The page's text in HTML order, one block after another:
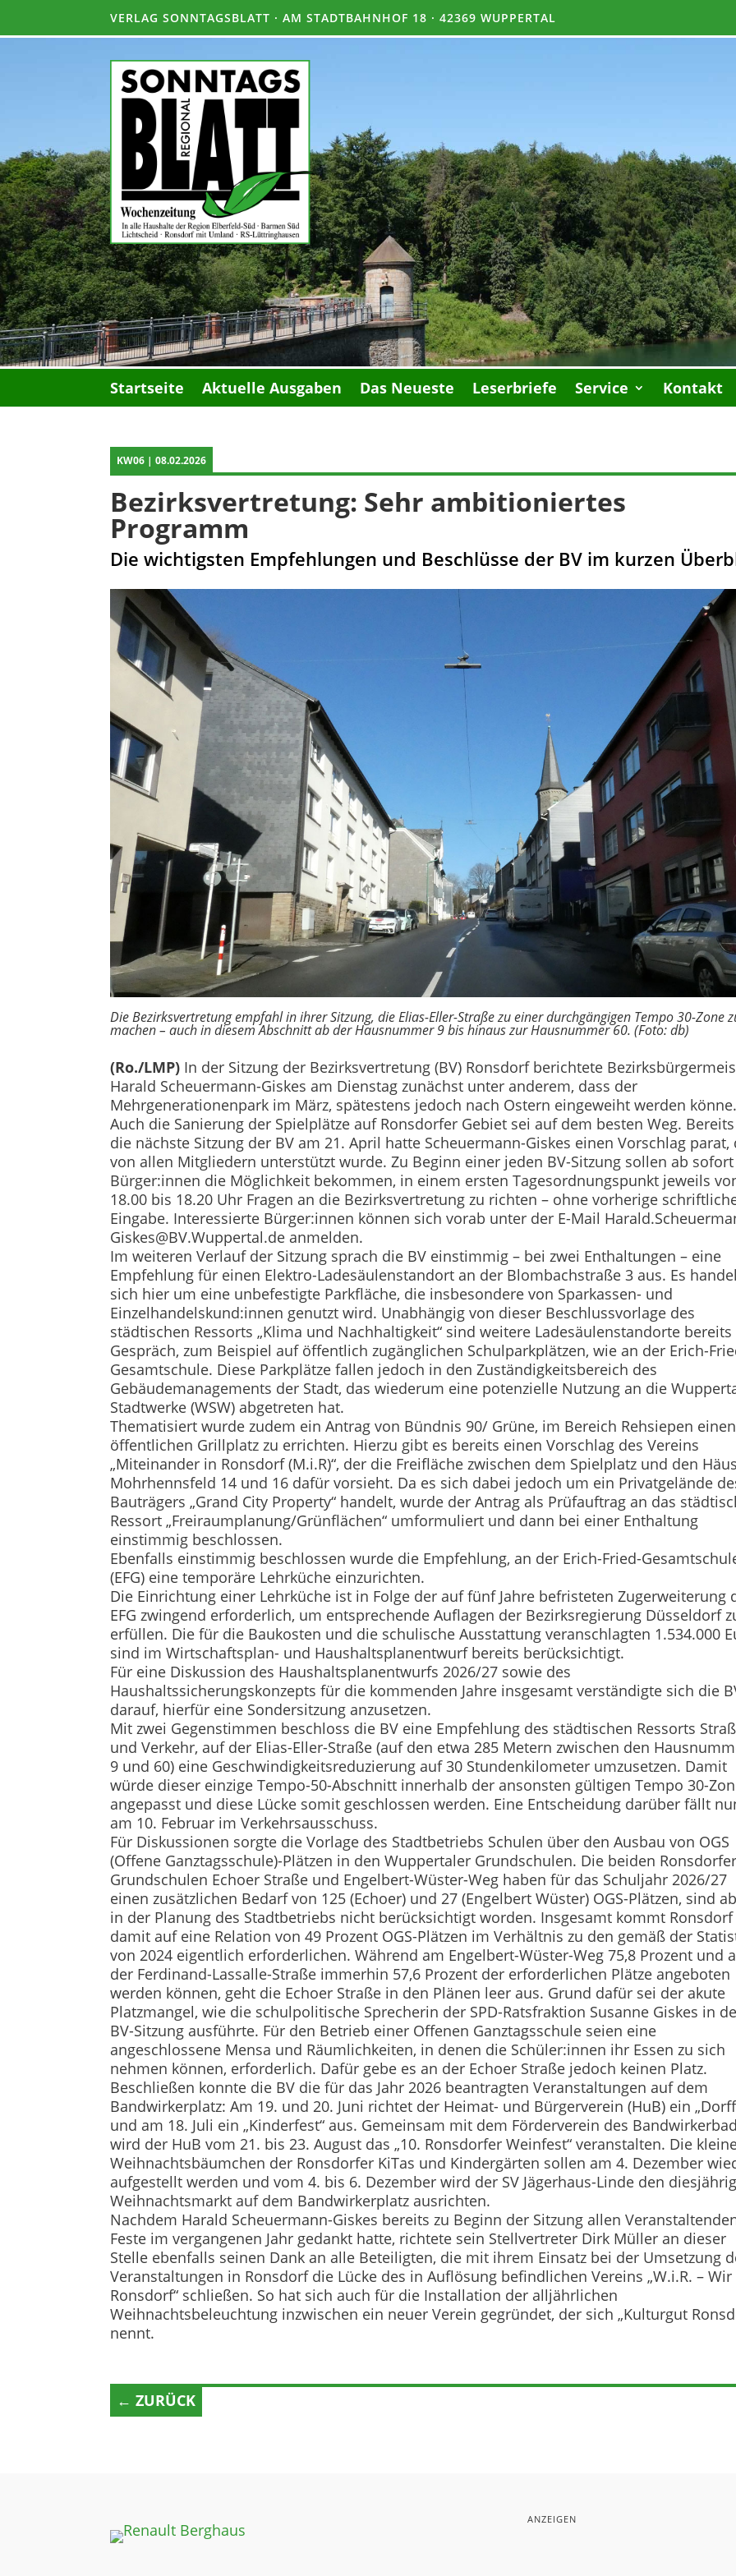
VERLAG SONNTAGSBLATT · AM STADTBAHNHOF 18 · 42369 WUPPERTAL
Startseite Aktuelle Ausgaben Das Neueste Leserbriefe Service Kontakt
KW06 | 08.02.2026
Bezirksvertretung: Sehr ambitioniertes
Programm
Die wichtigsten Empfehlungen und Beschlüsse der BV im kurzen
Die Bezirksvertretung empfahl in ihrer Sitzung, die Elias-Eller-Straße zu einer durchgängigen Tempo 30-Zone
machen – auch in diesem Abschnitt ab der Hausnummer 9 bis hinaus zur Hausnummer 60. (Foto: db)
(Ro./LMP) In der Sitzung der Bezirksvertretung (BV) Ronsdorf berichtete
Harald Scheuermann-Giskes am Dienstag zunächst unter anderem, dass der
Mehrgenerationenpark im März, spätestens jedoch nach Ostern eingeweiht werden könne.
Auch die Sanierung der Spielplätze auf Ronsdorfer Gebiet sei auf dem besten Weg.
die nächste Sitzung der BV am 21. April hatte Scheuermann-Giskes einen Vor­schlag parat,
von allen Mitgliedern unterstützt wurde. Zu Beginn einer jeden BV-Sitzung sollen ab sofort
Bürger:innen die Möglichkeit bekommen, in einem ersten Tagesordnungspunkt jeweils
18.00 bis 18.20 Uhr Fragen an die Bezirksvertretung zu richten – ohne vorherige
Eingabe. Interessierte Bürger:innen können sich vorab unter der E-Mail
Giskes@BV.Wuppertal.de anmelden.
Im weiteren Verlauf der Sitzung sprach die BV einstimmig – bei zwei Enthaltungen – eine
Empfehlung für einen Elektro-Ladesäulenstandort an der Blombachstraße 3 aus. Es
sich hier um eine unbefestigte Parkfläche, die insbesondere von Sparkassen- und
Einzelhandelskund:innen genutzt wird. Unabhängig von dieser Beschlussvorlage des
städtischen Ressorts „Klima und Nachhaltigkeit“ sind weitere Ladesäulenstandorte
Gespräch, zum Beispiel auf öffentlich zugänglichen Schulparkplätzen, wie an der Erich-
Gesamtschule. Diese Parkplätze fallen jedoch in den Zuständigkeitsbereich des
Gebäudemanagements der Stadt, das wiederum eine potenzielle Nutzung an die
Stadtwerke (WSW) abgetreten hat.
Thematisiert wurde zudem ein Antrag von Bündnis 90/ Grüne, im Bereich Rehsiepen einen
öffentlichen Grillplatz zu errichten. Hierzu gibt es bereits einen Vorschlag des Vereins
„Miteinander in Ronsdorf (M.i.R)“, der die Freifläche zwischen dem Spielplatz und den
Mohrhennsfeld 14 und 16 dafür vorsieht. Da es sich dabei jedoch um ein Privatgelände
Bauträgers „Grand City Property“ handelt, wurde der Antrag als Prüfauftrag an das
Ressort „Freiraumplanung/Grünflächen“ umformuliert und dann bei einer Enthaltung
einstimmig beschlossen.
Ebenfalls einstimmig beschlossen wurde die Empfehlung, an der Erich-Fried-
(EFG) eine temporäre Lehrküche einzurichten.
Die Einrichtung einer Lehrküche ist in Folge der auf fünf Jahre befristeten Zugerweiterung
EFG zwingend erforderlich, um entsprechende Auflagen der Bezirksregierung Düsseldorf
erfüllen. Die für die Baukosten und die schulische Ausstattung veranschlagten 1.534.000
sind im Wirtschaftsplan- und Haushaltsplanentwurf bereits berücksichtigt.
Für eine Diskussion des Haushaltsplanentwurfs 2026/27 sowie des
Haushaltssicherungskonzepts für die kommenden Jahre insgesamt verständigte sich die
darauf, hierfür eine Sondersitzung anzusetzen.
Mit zwei Gegenstimmen beschloss die BV eine Empfehlung des städtischen Ressorts
und Verkehr, auf der Elias-Eller-Straße (auf den etwa 285 Metern zwischen den
9 und 60) eine Geschwindigkeitsreduzierung auf 30 Stundenkilometer umzusetzen. Damit
würde dieser einzige Tempo-50-Abschnitt innerhalb der ansonsten gültigen Tempo 30-
angepasst und diese Lücke somit geschlossen werden. Eine Entscheidung darüber fällt
am 10. Februar im Verkehrsausschuss.
Für Diskussionen sorgte die Vorlage des Stadtbetriebs Schu­len über den Ausbau von OGS
(Offene Ganztagsschule)-Plätzen in den Wuppertaler Grundschulen. Die beiden Ronsdorfer
Grundschulen Echoer Straße und Engelbert-Wüster-Weg haben für das Schuljahr 2026/27
einen zusätzlichen Bedarf von 125 (Echoer) und 27 (Engelbert Wüster) OGS-Plätzen, sind
in der Planung des Stadtbetriebs nicht berücksichtigt worden. Insgesamt kommt Ronsdorf
damit auf eine Relation von 49 Prozent OGS-Plätzen im Verhältnis zu den gemäß der
von 2024 eigentlich erforderlichen. Während am Engelbert-Wüster-Weg 75,8 Prozent und
der Ferdinand-Lassalle-Straße immerhin 57,6 Prozent der erforderlichen Plätze angeboten
werden können, geht die Echoer Straße in den Plänen leer aus. Grund dafür sei der akute
Platzmangel, wie die schulpolitische Sprecherin der SPD-Ratsfraktion Susanne Giskes in
BV-Sitzung ausführte. Für den Betrieb einer Offenen Ganztagsschule seien eine
angeschlossene Mensa und Räumlichkeiten, in denen die Schüler:innen ihr Essen zu sich
nehmen können, erforderlich. Dafür gebe es an der Echoer Straße jedoch keinen Platz.
Beschließen konnte die BV die für das Jahr 2026 beantragten Veranstaltungen auf dem
Bandwirkerplatz: Am 19. und 20. Juni richtet der Heimat- und Bürgerverein (HuB) ein
und am 18. Juli ein „Kinderfest“ aus. Gemeinsam mit dem Förderverein des
wird der HuB vom 21. bis 23. August das „10. Ronsdorfer Weinfest“ veranstalten. Die
Weihnachtsbäumchen der Ronsdorfer KiTas und Kindergärten sollen am 4. Dezember
aufgestellt werden und vom 4. bis 6. Dezember wird der SV Jägerhaus-Linde den
Weihnachtsmarkt auf dem Bandwirkerplatz ausrichten.
Nachdem Harald Scheuermann-Giskes bereits zu Beginn der Sitzung allen
Feste im vergangenen Jahr gedankt hatte, richtete sein Stellvertreter Dirk Müller an dieser
Stelle ebenfalls seinen Dank an alle Beteiligten, die mit ihrem Einsatz bei der Umsetzung
Veranstaltungen in Ronsdorf die Lücke des in Auflösung befindlichen Vereins „W.i.R. – Wir
Ronsdorf“ schließen. So hat sich auch für die Installation der alljährlichen
Weihnachtsbeleuchtung inzwischen ein neuer Verein gegründet, der sich „Kulturgut
nennt.
← ZURÜCK
ANZEIGEN